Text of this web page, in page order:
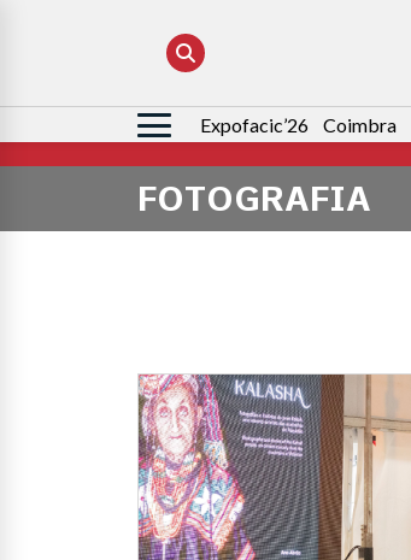
Pesquisar
por:
Expofacic’26 Coimbra
FOTOGRAFIA